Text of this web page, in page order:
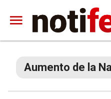
Aumento de la